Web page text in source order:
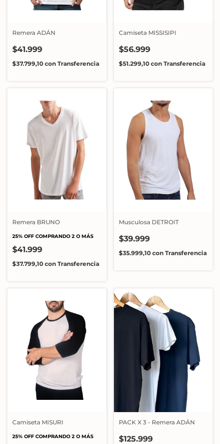
Remera ADÁN
$41.999
$37.799,10 con Transferencia
Camiseta MISSISIPI
$56.999
$51.299,10 con Transferencia
Remera BRUNO
25% OFF COMPRANDO 2 O MÁS
$41.999
$37.799,10 con Transferencia
Musculosa DETROIT
$39.999
$35.999,10 con Transferencia
Camiseta MISURI
25% OFF COMPRANDO 2 O MÁS
PACK X 3 - Remera ADÁN
$125.999